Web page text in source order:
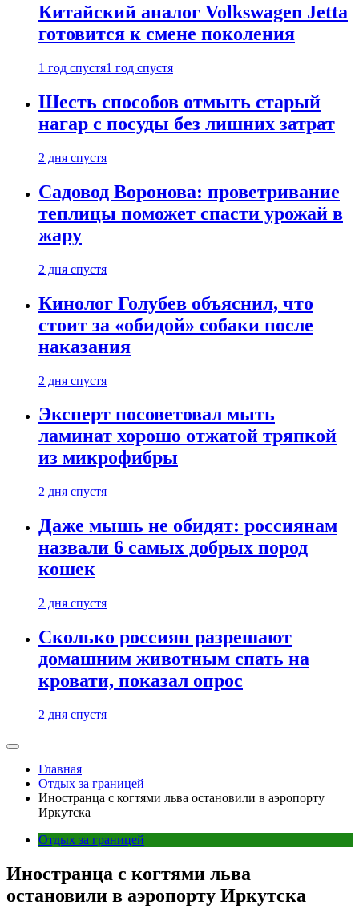
Китайский аналог Volkswagen Jetta
готовится к смене поколения
1 год спустя1 год спустя
Шесть способов отмыть старый
нагар с посуды без лишних затрат
2 дня спустя
Садовод Воронова: проветривание
теплицы поможет спасти урожай в
жару
2 дня спустя
Кинолог Голубев объяснил, что
стоит за «обидой» собаки после
наказания
2 дня спустя
Эксперт посоветовал мыть
ламинат хорошо отжатой тряпкой
из микрофибры
2 дня спустя
Даже мышь не обидят: россиянам
назвали 6 самых добрых пород
кошек
2 дня спустя
Сколько россиян разрешают
домашним животным спать на
кровати, показал опрос
2 дня спустя
Главная
Отдых за границей
Иностранца с когтями льва остановили в аэропорту
Иркутска
Отдых за границей
Иностранца с когтями льва
остановили в аэропорту Иркутска